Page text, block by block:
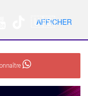
🇺🇸 Nav
AFFICHER